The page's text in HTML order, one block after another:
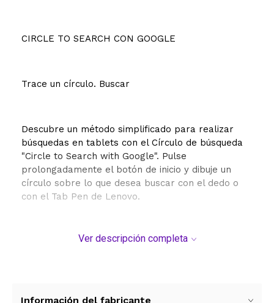
CIRCLE TO SEARCH CON GOOGLE
Trace un círculo. Buscar
Descubre un método simplificado para realizar
búsquedas en tablets con el Círculo de búsqueda
"Circle to Search with Google". Pulse
prolongadamente el botón de inicio y dibuje un
círculo sobre lo que desea buscar con el dedo o
con el Tab Pen de Lenovo.
Ver descripción completa
Información del fabricante